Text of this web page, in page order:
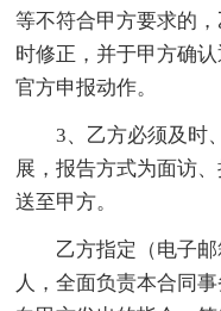
等不符合甲方要求的
时修正，并于甲方确
官方申报动作。
3、乙方必须及时
展，报告方式为面访
送至甲方。
乙方指定（电子
人，全面负责本合同